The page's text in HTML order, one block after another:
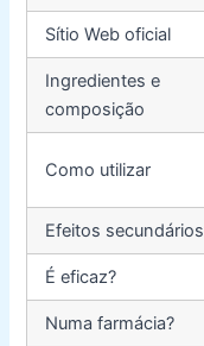
Sítio Web oficial
Ingredientes e
composição
Como utilizar
Efeitos secundários
É eficaz?
Numa farmácia?